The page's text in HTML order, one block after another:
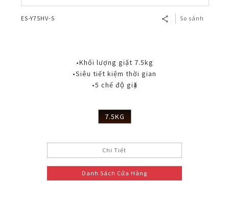
ES-Y75HV-S So sánh
•Khối lượng giặt 7.5kg
•Siêu tiết kiệm thời gian
•5 chế độ giặt
7.5KG
Chi Tiết
Danh Sách Cửa Hàng